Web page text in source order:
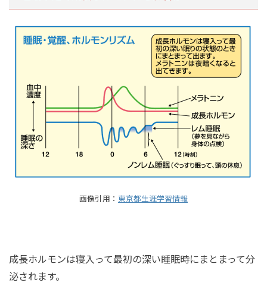
画像引用： 東京都生涯学習情報
成長ホルモンは寝入って最初の深い睡眠時にまとまって分
泌されます。